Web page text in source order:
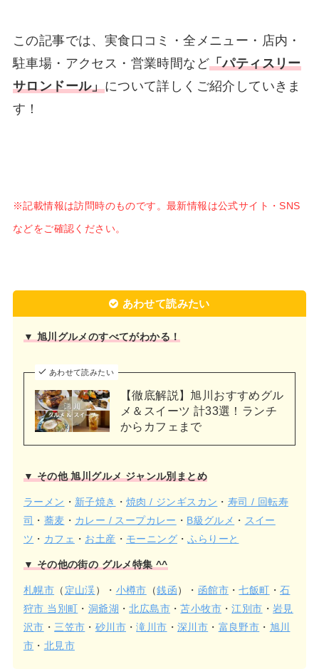
この記事では、実食口コミ・全メニュー・店内・
駐車場・アクセス・営業時間など「パティスリー
サロンドール」について詳しくご紹介していきま
す！
※記載情報は訪問時のものです。最新情報は公式サイト・SNS
などをご確認ください。
あわせて読みたい
▼ 旭川グルメのすべてがわかる！
あわせて読みたい
【徹底解説】旭川おすすめグル
メ＆スイーツ 計33選！ランチ
からカフェまで
▼ その他 旭川グルメ ジャンル別まとめ
ラーメン ・ 新子焼き ・ 焼肉 / ジンギスカン ・ 寿司 / 回転寿
司
・ 蕎麦 ・ カレー / スープカレー ・ B級グルメ ・ スイー
ツ ・ カフェ ・ お土産 ・ モーニング ・ふらりーと
▼ その他の街の グルメ特集 ^^
札幌市 （ 定山渓 ）・ 小樽市 （銭函 ）・ 函館市 ・七飯町 ・石
狩市 当別町
・ 洞爺湖 ・北広島市・苫小牧市 ・江別市 ・岩見
沢市 ・三笠市 ・ 砂川市・滝川市 ・ 深川市 ・ 富良野市 ・ 旭川
市 ・ 北見市